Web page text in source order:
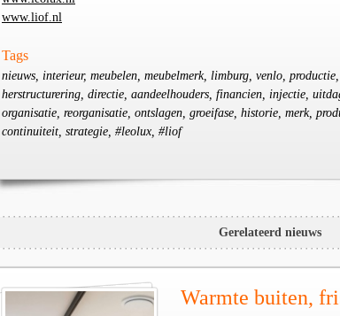
www.liof.nl
Tags
nieuws, interieur, meubelen, meubelmerk, limburg, venlo,
herstructurering, directie, aandeelhouders, financien, injectie,
organisatie, reorganisatie, ontslagen, groeifase, historie, merk,
continuiteit, strategie, #leolux, #liof
Gerelateerd nieuws
Warmte buiten,